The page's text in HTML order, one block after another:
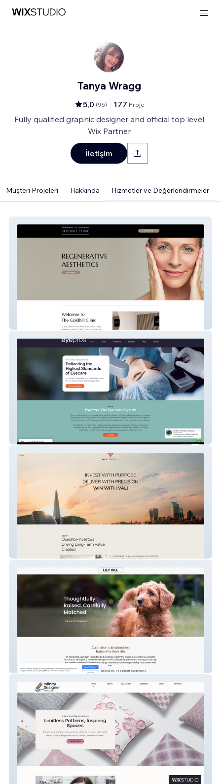
Tanya Wragg
5,0 (95) 177 Proje
Fully qualified graphic designer and official top level
Wix Partner
İletişim
Müşteri Projeleri Hakkında Hizmetler ve Değerlendirmeler
The Goldhill Clinic
Eyepros
Lily Hill Australian Labradoodles
Infinity Designer